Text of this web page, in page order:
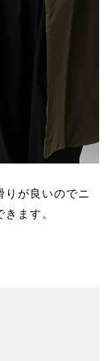
が良いのでニ
ます。